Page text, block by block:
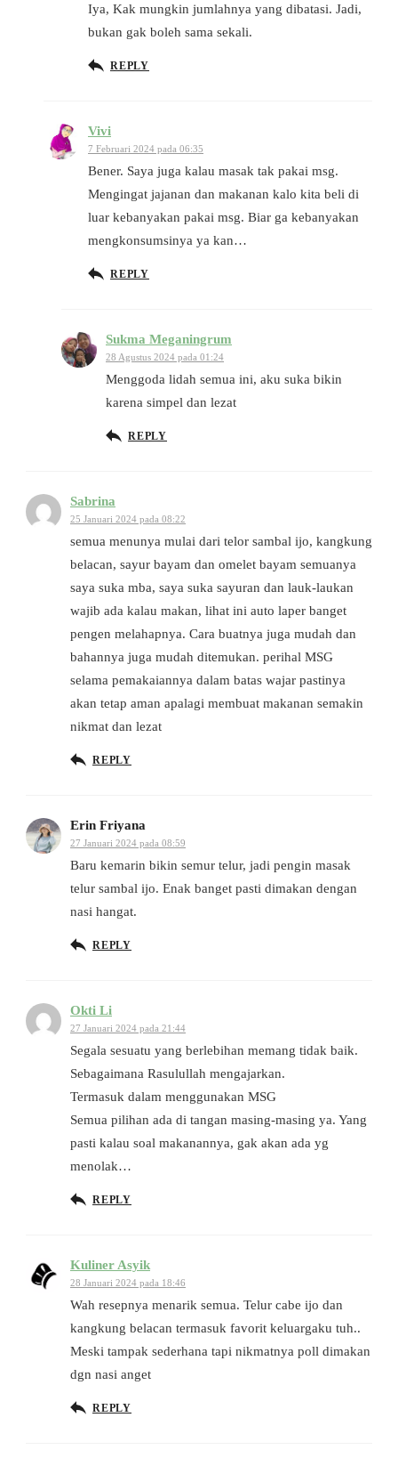
Iya, Kak mungkin jumlahnya yang dibatasi. Jadi,
bukan gak boleh sama sekali.
REPLY
Vivi
7 Februari 2024 pada 06:35
Bener. Saya juga kalau masak tak pakai msg.
Mengingat jajanan dan makanan kalo kita beli di
luar kebanyakan pakai msg. Biar ga kebanyakan
mengkonsumsinya ya kan…
REPLY
Sukma Meganingrum
28 Agustus 2024 pada 01:24
Menggoda lidah semua ini, aku suka bikin
karena simpel dan lezat
REPLY
Sabrina
25 Januari 2024 pada 08:22
semua menunya mulai dari telor sambal ijo, kangkung
belacan, sayur bayam dan omelet bayam semuanya
saya suka mba, saya suka sayuran dan lauk-laukan
wajib ada kalau makan, lihat ini auto laper banget
pengen melahapnya. Cara buatnya juga mudah dan
bahannya juga mudah ditemukan. perihal MSG
selama pemakaiannya dalam batas wajar pastinya
akan tetap aman apalagi membuat makanan semakin
nikmat dan lezat
REPLY
Erin Friyana
27 Januari 2024 pada 08:59
Baru kemarin bikin semur telur, jadi pengin masak
telur sambal ijo. Enak banget pasti dimakan dengan
nasi hangat.
REPLY
Okti Li
27 Januari 2024 pada 21:44
Segala sesuatu yang berlebihan memang tidak baik.
Sebagaimana Rasulullah mengajarkan.
Termasuk dalam menggunakan MSG
Semua pilihan ada di tangan masing-masing ya. Yang
pasti kalau soal makanannya, gak akan ada yg
menolak…
REPLY
Kuliner Asyik
28 Januari 2024 pada 18:46
Wah resepnya menarik semua. Telur cabe ijo dan
kangkung belacan termasuk favorit keluargaku tuh..
Meski tampak sederhana tapi nikmatnya poll dimakan
dgn nasi anget
REPLY